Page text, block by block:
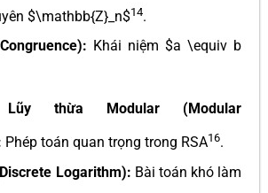
$\mathbb{Z}_n$14.
Khái niệm $a \equiv b
thừa Modular (Modular
Phép toán quan trọng trong RSA16.
Logarithm): Bài toán khó làm